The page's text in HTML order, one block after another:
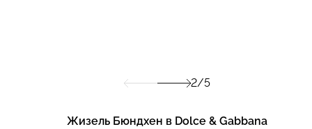
2/5
Жизель Бюндхен в Dolce & Gabbana